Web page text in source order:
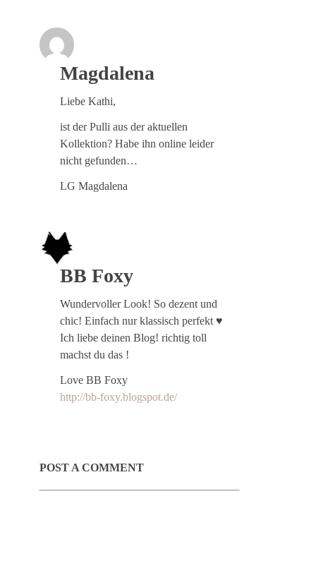
Magdalena
Liebe Kathi,
ist der Pulli aus der aktuellen
Kollektion? Habe ihn online leider
nicht gefunden…
LG Magdalena
BB Foxy
Wundervoller Look! So dezent und
chic! Einfach nur klassisch perfekt ♥
Ich liebe deinen Blog! richtig toll
machst du das !
Love BB Foxy
http://bb-foxy.blogspot.de/
POST A COMMENT